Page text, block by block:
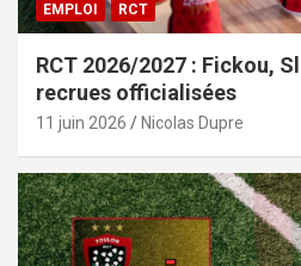
EMPLOI RCT
RCT 2026/2027 : Fickou,
recrues officialisées
11 juin 2026 Nicolas Dupre